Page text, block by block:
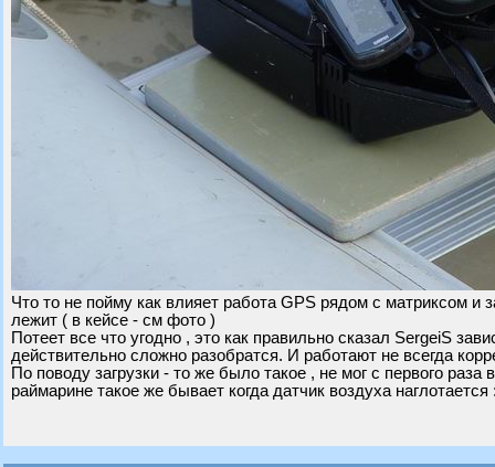
Что то не пойму как влияет работа GPS рядом с матриксом
лежит ( в кейсе - см фото )
Потеет все что угодно , это как правильно сказал SergeiS
действительно сложно разобратся. И работают не всегда
По поводу загрузки - то же было такое , не мог с первого
раймарине такое же бывает когда датчик воздуха